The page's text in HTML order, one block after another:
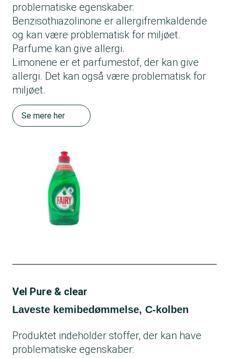
problematiske egenskaber:
Benzisothiazolinone er allergifremkaldende
og kan være problematisk for miljøet.
Parfume kan give allergi.
Limonene er et parfumestof, der kan give
allergi. Det kan også være problematisk for
miljøet.
Se mere her
Vel Pure & clear
Laveste kemibedømmelse, C-kolben
Produktet indeholder stoffer, der kan have
problematiske egenskaber: